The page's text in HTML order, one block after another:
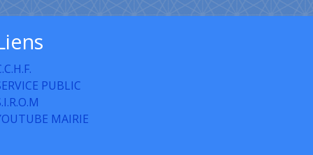
PUBLIC
MAIRIE